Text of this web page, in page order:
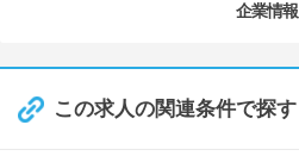
企業情報
この求人の関連条件で探す